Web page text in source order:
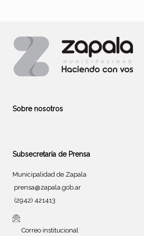
Sobre nosotros
Subsecretaría de Prensa
Municipalidad de Zapala
prensa@zapala.gob.ar
(2942) 421413
Correo institucional